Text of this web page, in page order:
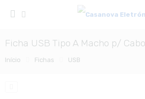
Ficha USB Tipo A Macho p/
Início Fichas USB